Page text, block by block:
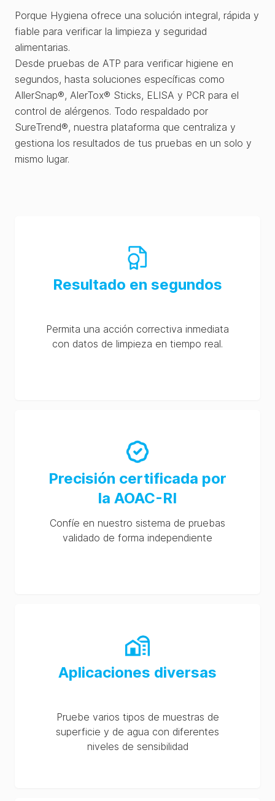
Porque Hygiena ofrece una solución integral, rápida y
fiable para verificar la limpieza y seguridad
alimentarias.
Desde pruebas de ATP para verificar higiene en
segundos, hasta soluciones específicas como
AllerSnap®, AlerTox® Sticks, ELISA y PCR para el
control de alérgenos. Todo respaldado por
SureTrend®, nuestra plataforma que centraliza y
gestiona los resultados de tus pruebas en un solo y
mismo lugar.
Resultado en segundos
Permita una acción correctiva inmediata
con datos de limpieza en tiempo real.
Precisión certificada por
la AOAC-RI
Confíe en nuestro sistema de pruebas
validado de forma independiente
Aplicaciones diversas
Pruebe varios tipos de muestras de
superficie y de agua con diferentes
niveles de sensibilidad